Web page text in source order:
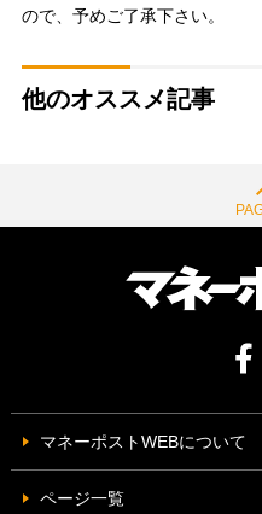
ので、予めご了承下さい。
他のオススメ記事
マネーポストWEBについて
ページ一覧